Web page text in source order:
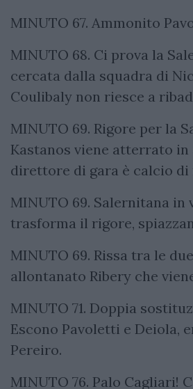
MINUTO 67. Ammonito
MINUTO 68. Ci prova la
cercata dalla squadra di
Coulibaly non riesce a
MINUTO 69. Rigore per la
Kastanos viene atterrato in
direttore di gara è calcio di
MINUTO 69. Salernitana in
trasforma il rigore,
MINUTO 69. Rissa tra le
allontanato Ribery che
MINUTO 71. Doppia
Escono Pavoletti e Deiola,
Pereiro.
MINUTO 76. Palo Cagliari!